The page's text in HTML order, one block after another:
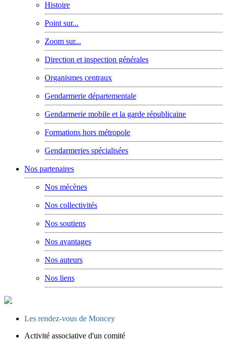
Histoire
Point sur...
Zoom sur...
Direction et inspection générales
Organismes centraux
Gendarmerie départementale
Gendarmerie mobile et la garde républicaine
Formations hors métropole
Gendarmeries spécialisées
Nos partenaires
Nos mécènes
Nos collectivités
Nos soutiens
Nos avantages
Nos auteurs
Nos liens
Les rendez-vous de Moncey
Activité associative d'un comité